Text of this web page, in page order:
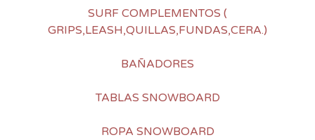
SURF COMPLEMENTOS (
GRIPS,LEASH,QUILLAS,FUNDAS,CERA.)
BAÑADORES
TABLAS SNOWBOARD
ROPA SNOWBOARD